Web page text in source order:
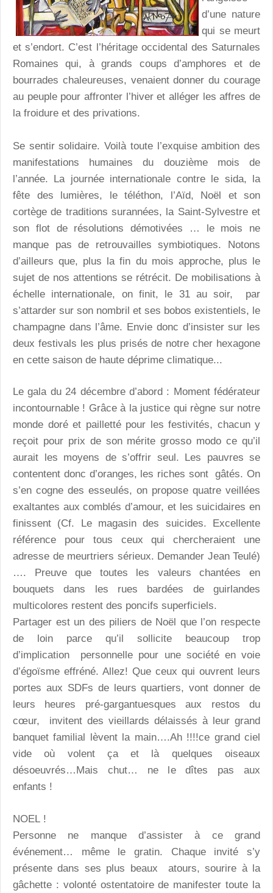
d’une nature
qui se meurt
et s’endort. C’est l’héritage occidental des Saturnales
Romaines qui, à grands coups d’amphores et de
bourrades chaleureuses, venaient donner du courage
au peuple pour affronter l’hiver et alléger les affres de
la froidure et des privations.
Se sentir solidaire. Voilà toute l’exquise ambition des
manifestations humaines du douzième mois de
l’année. La journée internationale contre le sida, la
fête des lumières, le téléthon, l’Aïd, Noël et son
cortège de traditions surannées, la Saint-Sylvestre et
son flot de résolutions démotivées … le mois ne
manque pas de retrouvailles symbiotiques. Notons
d’ailleurs que, plus la fin du mois approche, plus le
sujet de nos attentions se rétrécit. De mobilisations à
échelle internationale, on finit, le 31 au soir, par
s’attarder sur son nombril et ses bobos existentiels, le
champagne dans l’âme. Envie donc d’insister sur les
deux festivals les plus prisés de notre cher hexagone
en cette saison de haute déprime climatique...
Le gala du 24 décembre d’abord : Moment fédérateur
incontournable ! Grâce à la justice qui règne sur notre
monde doré et pailletté pour les festivités, chacun y
reçoit pour prix de son mérite grosso modo ce qu’il
aurait les moyens de s’offrir seul. Les pauvres se
contentent donc d’oranges, les riches sont gâtés. On
s’en cogne des esseulés, on propose quatre veillées
exaltantes aux comblés d’amour, et les suicidaires en
finissent (Cf. Le magasin des suicides. Excellente
référence pour tous ceux qui chercheraient une
adresse de meurtriers sérieux. Demander Jean Teulé)
…. Preuve que toutes les valeurs chantées en
bouquets dans les rues bardées de guirlandes
multicolores restent des poncifs superficiels.
Partager est un des piliers de Noël que l’on respecte
de loin parce qu’il sollicite beaucoup trop
d’implication personnelle pour une société en voie
d’égoïsme effréné. Allez! Que ceux qui ouvrent leurs
portes aux SDFs de leurs quartiers, vont donner de
leurs heures pré-gargantuesques aux restos du
cœur, invitent des vieillards délaissés à leur grand
banquet familial lèvent la main….Ah !!!!ce grand ciel
vide où volent ça et là quelques oiseaux
désoeuvrés…Mais chut… ne le dîtes pas aux
enfants !
NOEL !
Personne ne manque d’assister à ce grand
événement… même le gratin. Chaque invité s’y
présente dans ses plus beaux atours, sourire à la
gâchette : volonté ostentatoire de manifester toute la